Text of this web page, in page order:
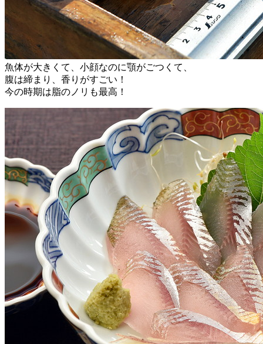
魚体が大きくて、小顔なのに顎がごつくて、
腹は締まり、香りがすごい！
今の時期は脂のノリも最高！